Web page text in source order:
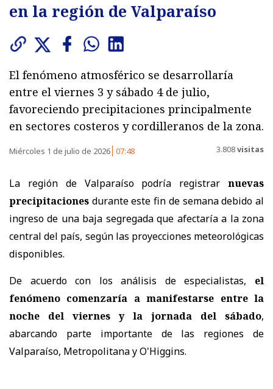
en la región de Valparaíso
El fenómeno atmosférico se desarrollaría
entre el viernes 3 y sábado 4 de julio,
favoreciendo precipitaciones principalmente
en sectores costeros y cordilleranos de la zona.
Miércoles 1 de julio de 2026 07:48 3.808visitas
La región de Valparaíso podría registrar nuevas
precipitaciones durante este fin de semana debido al
ingreso de una baja segregada que afectaría a la zona
central del país, según las proyecciones meteorológicas
disponibles.
De acuerdo con los análisis de especialistas, el
fenómeno comenzaría a manifestarse entre la
noche del viernes y la jornada del sábado,
abarcando parte importante de las regiones de
Valparaíso, Metropolitana y O'Higgins.